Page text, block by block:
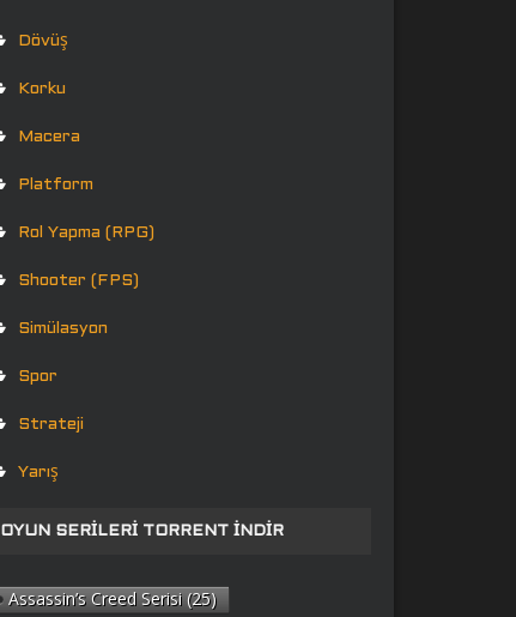
Dövüş
Korku
Macera
Platform
Rol Yapma (RPG)
Shooter (FPS)
Simülasyon
Spor
Strateji
Yarış
OYUN SERILERI TORRENT İNDIR
Assassin’s Creed Serisi (25)